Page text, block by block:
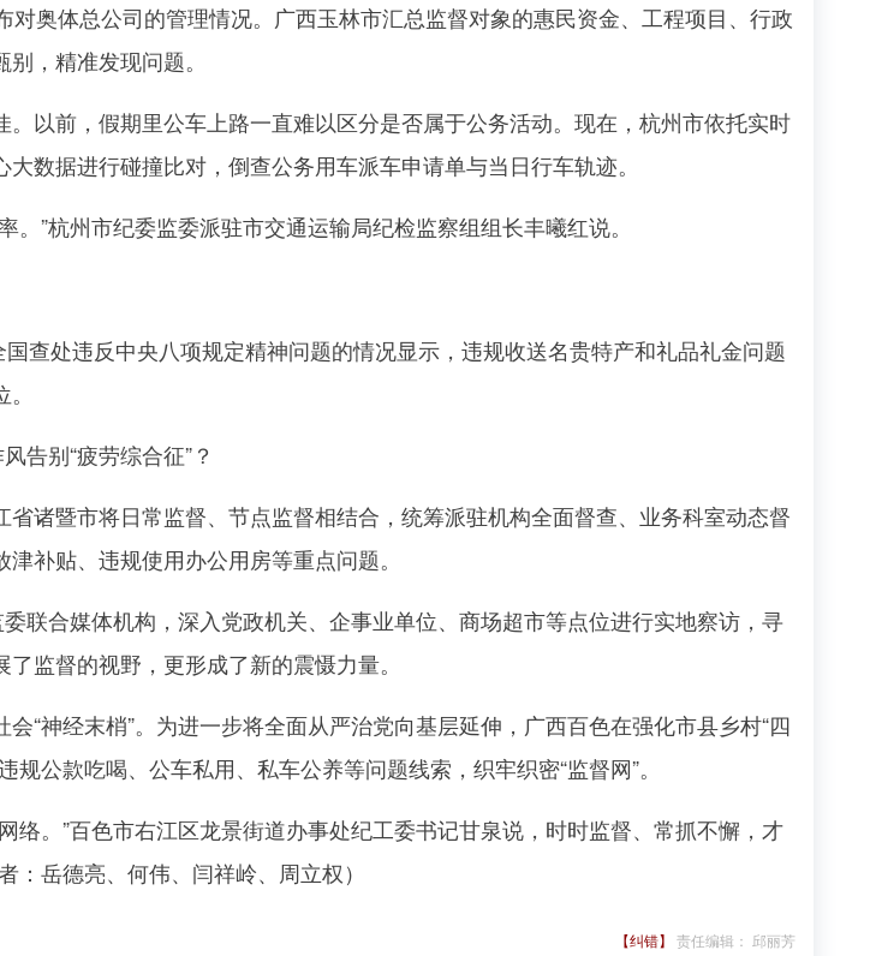
对奥体总公司的管理情况。广西玉林市汇总监督对象的惠民资金、工程项目、行政
，精准发现问题。
前，假期里公车上路一直难以区分是否属于公务活动。现在，杭州市依托实时
数据进行碰撞比对，倒查公务用车派车申请单与当日行车轨迹。
”杭州市纪委监委派驻市交通运输局纪检监察组组长丰曦红说。
处违反中央八项规定精神问题的情况显示，违规收送名贵特产和礼品礼金问题
告别“疲劳综合征”？
暨市将日常监督、节点监督相结合，统筹派驻机构全面督查、业务科室动态督
补贴、违规使用办公用房等重点问题。
合媒体机构，深入党政机关、企事业单位、商场超市等点位进行实地察访，寻
监督的视野，更形成了新的震慑力量。
神经末梢”。为进一步将全面从严治党向基层延伸，广西百色在强化市县乡村“四
公款吃喝、公车私用、私车公养等问题线索，织牢织密“监督网”。
。”百色市右江区龙景街道办事处纪工委书记甘泉说，时时监督、常抓不懈，才
：岳德亮、何伟、闫祥岭、周立权）
【纠错】 责任编辑： 邱丽芳